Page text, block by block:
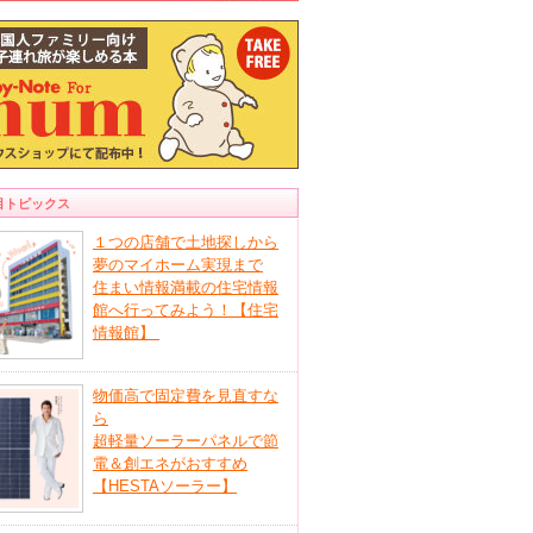
トピックス
１つの店舗で土地探しから
夢のマイホーム実現まで
住まい情報満載の住宅情報
館へ行ってみよう！【住宅
情報館】
物価高で固定費を見直すな
ら
超軽量ソーラーパネルで節
電＆創エネがおすすめ
【HESTAソーラー】